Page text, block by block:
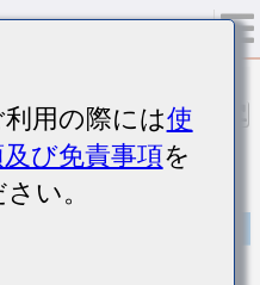
デンサ]
用の際には使
び免責事項を
い。